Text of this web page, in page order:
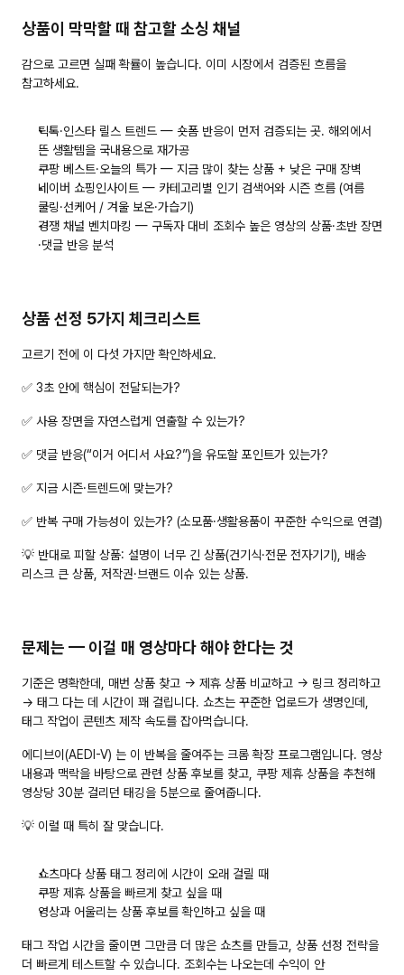
상품이 막막할 때 참고할 소싱 채널
감으로 고르면 실패 확률이 높습니다. 이미 시장에서 검증된 흐름을
참고하세요.
틱톡·인스타 릴스 트렌드 — 숏폼 반응이 먼저 검증되는 곳. 해외에서
뜬 생활템을 국내용으로 재가공
쿠팡 베스트·오늘의 특가 — 지금 많이 찾는 상품 + 낮은 구매 장벽
네이버 쇼핑인사이트 — 카테고리별 인기 검색어와 시즌 흐름 (여름
쿨링·선케어 / 겨울 보온·가습기)
경쟁 채널 벤치마킹 — 구독자 대비 조회수 높은 영상의 상품·초반 장면
·댓글 반응 분석
상품 선정 5가지 체크리스트
고르기 전에 이 다섯 가지만 확인하세요.
✅ 3초 안에 핵심이 전달되는가?
✅ 사용 장면을 자연스럽게 연출할 수 있는가?
✅ 댓글 반응(“이거 어디서 사요?”)을 유도할 포인트가 있는가?
✅ 지금 시즌·트렌드에 맞는가?
✅ 반복 구매 가능성이 있는가? (소모품·생활용품이 꾸준한 수익으로 연결)
💡 반대로 피할 상품: 설명이 너무 긴 상품(건기식·전문 전자기기), 배송
리스크 큰 상품, 저작권·브랜드 이슈 있는 상품.
문제는 — 이걸 매 영상마다 해야 한다는 것
기준은 명확한데, 매번 상품 찾고 → 제휴 상품 비교하고 → 링크 정리하고
→ 태그 다는 데 시간이 꽤 걸립니다. 쇼츠는 꾸준한 업로드가 생명인데,
태그 작업이 콘텐츠 제작 속도를 잡아먹습니다.
에디브이(AEDI-V) 는 이 반복을 줄여주는 크롬 확장 프로그램입니다. 영상
영상당 30분 걸리던 태깅을 5분으로 줄여줍니다.
💡 이럴 때 특히 잘 맞습니다.
쇼츠마다 상품 태그 정리에 시간이 오래 걸릴 때
쿠팡 제휴 상품을 빠르게 찾고 싶을 때
영상과 어울리는 상품 후보를 확인하고 싶을 때
태그 작업 시간을 줄이면 그만큼 더 많은 쇼츠를 만들고, 상품 선정 전략을
더 빠르게 테스트할 수 있습니다. 조회수는 나오는데 수익이 안